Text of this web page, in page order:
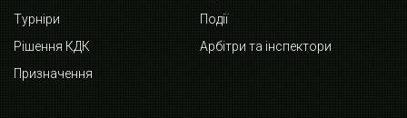
Турніри
Події
Рішення КДК
Арбітри та інспектори
Призначення